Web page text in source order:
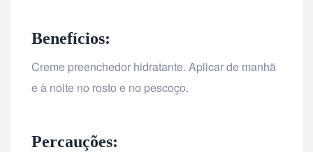
Benefícios:
Creme preenchedor hidratante. Aplicar de manhã
e à noite no rosto e no pescoço.
Percauções: